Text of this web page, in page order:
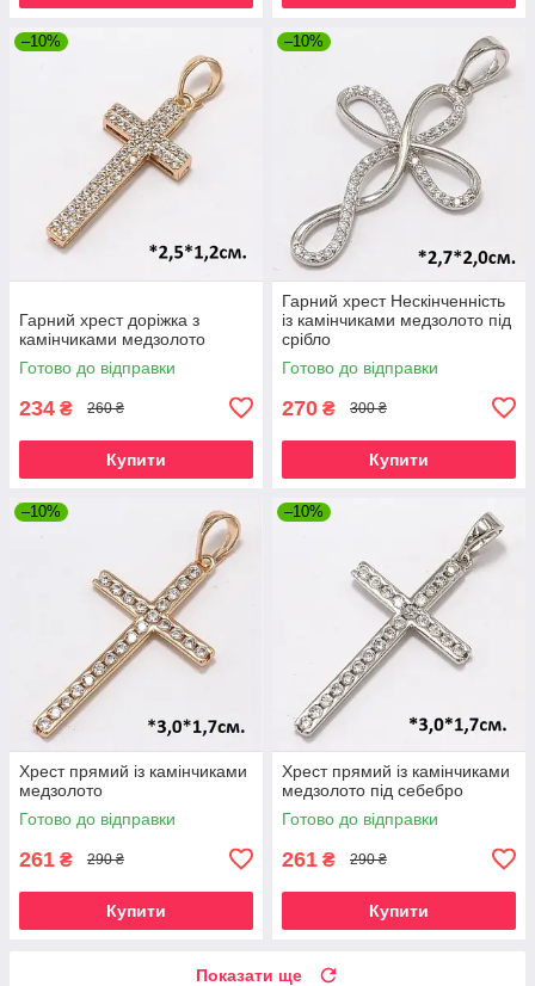
–10%
Гарний хрест доріжка з
камінчиками медзолото
Готово до відправки
234 ₴ 260 ₴
Купити
–10%
Гарний хрест Нескінченність
із камінчиками медзолото під
срібло
Готово до відправки
270 ₴ 300 ₴
Купити
–10%
Хрест прямий із камінчиками
медзолото
Готово до відправки
261 ₴ 290 ₴
Купити
–10%
Хрест прямий із камінчиками
медзолото під себебро
Готово до відправки
261 ₴ 290 ₴
Купити
Показати ще